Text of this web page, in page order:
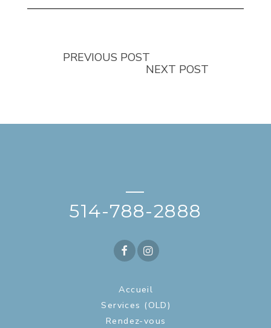
PREVIOUS POST
NEXT POST
—
514-788-2888
Accueil
Services (OLD)
Rendez-vous